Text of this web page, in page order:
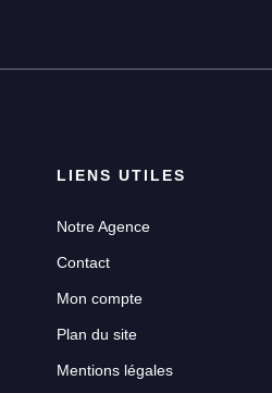
LIENS UTILES
Notre Agence
Contact
Mon compte
Plan du site
Mentions légales